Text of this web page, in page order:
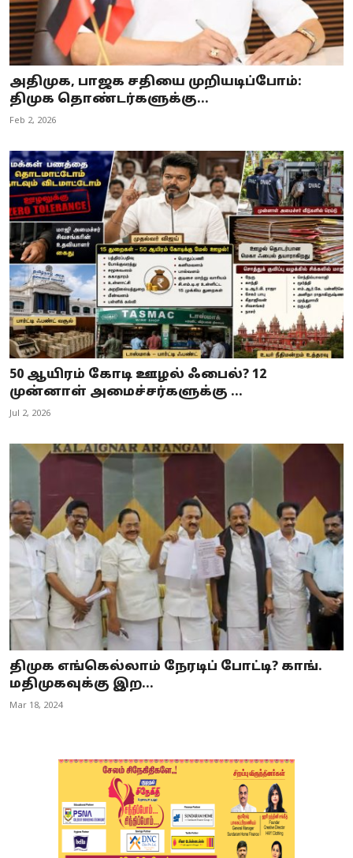
அதிமுக, பாஜக சதியை முறியடிப்போம்:
திமுக தொண்டர்களுக்கு...
Feb 2, 2026
50 ஆயிரம் கோடி ஊழல் ஃபைல்? 12
முன்னாள் அமைச்சர்களுக்கு ...
Jul 2, 2026
திமுக எங்கெல்லாம் நேரடிப் போட்டி? காங்.
மதிமுகவுக்கு இற...
Mar 18, 2024